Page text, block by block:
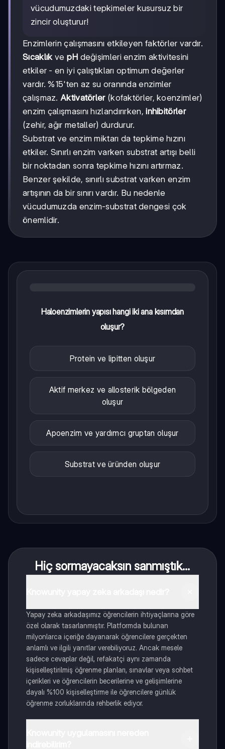
vücudumuzdaki tepkimeler kusursuz bir
zincir oluşturur!
Enzimlerin çalışmasını etkileyen faktörler vardır.
Sıcaklıkve pH değişimleri enzim aktivitesini
etkiler - en iyi çalıştıkları optimum değerler
vardır. %15'ten az su oranında enzimler
çalışmaz.Aktivatörler(kofaktörler, koenzimler)
enzim çalışmasını hızlandırırken,inhibitörler
(zehir, ağır metaller) durdurur.
Substrat ve enzim miktarı da tepkime hızını
etkiler. Sınırlı enzim varken substrat artışı belli
bir noktadan sonra tepkime hızını artırmaz.
Benzer şekilde, sınırlı substrat varken enzim
artışının da bir sınırı vardır. Bu nedenle
vücudumuzda enzim-substrat dengesi çok
önemlidir.
Haloenzimlerin yapısı hangi iki ana kısımdan
oluşur?
Protein ve lipitten oluşur
Aktif merkez ve allosterik bölgeden
oluşur
Apoenzim ve yardımcı gruptan oluşur
Substrat ve üründen oluşur
Hiç sormayacaksın sanmıştık...
Yapay zeka arkadaşımız öğrencilerin ihtiyaçlarına göre
özel olarak tasarlanmıştır. Platformda bulunan
milyonlarca içeriğe dayanarak öğrencilere gerçekten
anlamlı ve ilgili yanıtlar verebiliyoruz. Ancak mesele
sadece cevaplar değil, refakatçi aynı zamanda
kişiselleştirilmiş öğrenme planları, sınavlar veya sohbet
içerikleri ve öğrencilerin becerilerine ve gelişimlerine
dayalı %100 kişiselleştirme ile öğrencilere günlük
öğrenme zorluklarında rehberlik ediyor.